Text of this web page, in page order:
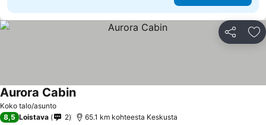
Jaa
Koko talo/asunto
Aurora Cabin
8,5 Loistava 2 65.1 km kohteesta Keskusta